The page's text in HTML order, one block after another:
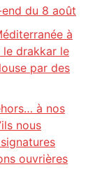
du 8 août
à
le drakkar le
par des
à nos
nous
ouvrières